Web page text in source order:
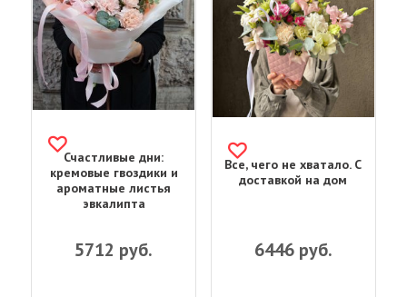
Счастливые дни:
кремовые гвоздики и
ароматные листья
эвкалипта
5712 руб.
Все, чего не хватало. С
доставкой на дом
6446руб.